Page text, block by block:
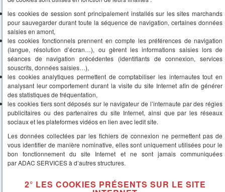
les cookies de session sont principalement installés sur les sites marchands
pour sauvegarder durant toute la séquence de navigation, certaines données
saisies en amont,
les cookies fonctionnels prennent en compte les préférences de navigation
(langue, résolution d’écran…), ou gèrent les informations saisies lors de
séances de navigation précédentes (identifiants de connexion, services
souscrits, données saisies…),
les cookies analytiques permettent de comptabiliser les internautes tout en
analysant leur comportement durant la visite du site Internet afin de générer
des statistiques de fréquentation,
les cookies tiers sont déposés sur le navigateur de l’internaute par des régies
publicitaires ou des partenaires du site Internet, ainsi que par les réseaux
sociaux et les plateformes vidéos en lien avec ledit site.
Les données collectées par les fichiers de connexion ne permettent pas de
vous identifier de manière nominative, elles sont uniquement utilisées pour le
bon fonctionnement du site Internet et ne sont jamais communiquées
par ADAC SERVICES à d’autres structures.
2° LES COOKIES PRÉSENTS SUR LE SITE